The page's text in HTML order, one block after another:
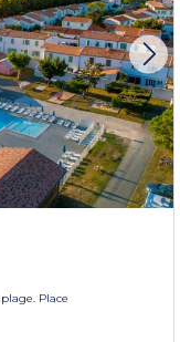
Place